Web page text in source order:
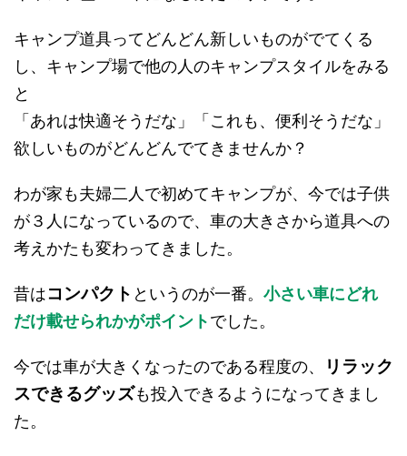
キャンプ道具ってどんどん新しいものがでてくる
し、キャンプ場で他の人のキャンプスタイルをみる
と
「あれは快適そうだな」「これも、便利そうだな」
欲しいものがどんどんでてきませんか？
わが家も夫婦二人で初めてキャンプが、今では子供
が３人になっているので、車の大きさから道具への
考えかたも変わってきました。
昔はコンパクト というのが一番。 小さい車にどれ
だけ載せられかがポイントでした。
今では車が大きくなったのである程度の、
リラック
スできるグッズも投入できるようになってきまし
た。